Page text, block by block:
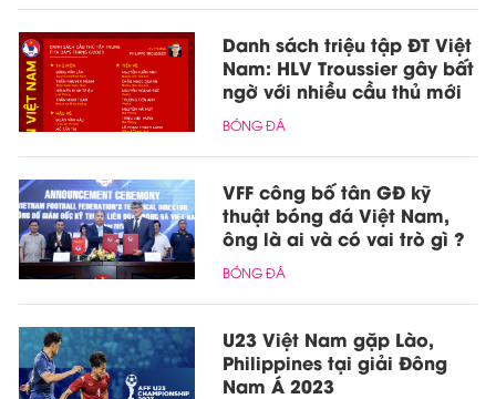
Danh sách triệu tập ĐT Việt
Nam: HLV Troussier gây bất
ngờ với nhiều cầu thủ mới
BÓNG ĐÁ
VFF công bố tân GĐ kỹ
thuật bóng đá Việt Nam,
ông là ai và có vai trò gì ?
BÓNG ĐÁ
U23 Việt Nam gặp Lào,
Philippines tại giải Đông
Nam Á 2023